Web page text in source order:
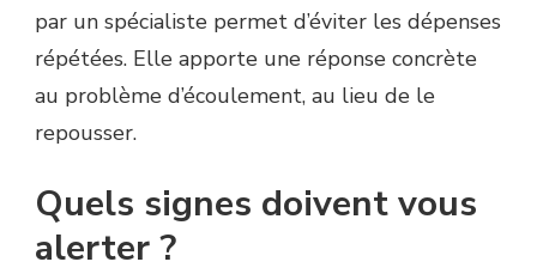
par un spécialiste permet d’éviter les dépenses
répétées. Elle apporte une réponse concrète
au problème d’écoulement, au lieu de le
repousser.
Quels signes doivent vous
alerter ?